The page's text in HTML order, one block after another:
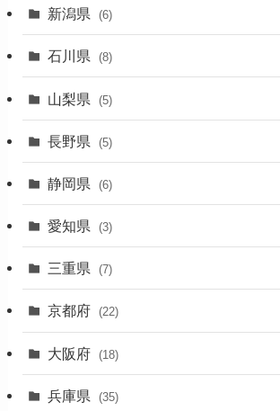
(11)
(31)
(1)
(5)
(11)
(4)
(4)
(17)
新潟県 (6)
石川県 (8)
山梨県 (5)
長野県 (5)
静岡県 (6)
愛知県 (3)
三重県 (7)
京都府 (22)
大阪府 (18)
兵庫県 (35)